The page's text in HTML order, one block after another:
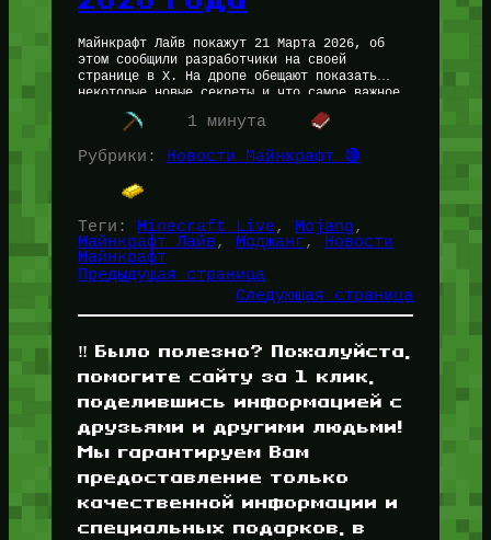
Майнкрафт Лайв покажут 21 Марта 2026, об
этом сообщили разработчики на своей
странице в X. На дропе обещают показать
некоторые новые секреты и что самое важное
— новые дропы. Трансляция…
1 минута
Рубрики:
Новости Майнкрафт 🔴
Теги: Minecraft Live, Mojang
Майнкрафт Лайв, Моджанг,
Новости
Майнкрафт
Предыдущая страница
Следующая страница
‼️ Было полезно? Пожалуйста,
помогите сайту за 1 клик,
поделившись информацией с
друзьями и другими людьми!
Мы гарантируем Вам
предоставление только
качественной информации и
специальных подарков, в